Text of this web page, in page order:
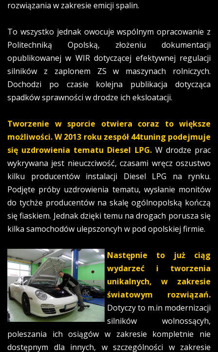
rozwiązania w zakresie emicji spalin.
To wszystko jednak owocuje wspólnym opracowanie z
Politechniką Opolską, złożeniu dokumentacji
opublikowanej w WIR dotyczącej efektywnej regulacji
silników z zaplonem ZS w maszynach rolniczych.
Dochodzi po czasie kolejna publikacja dotycząca
spadków sprawności w drodze ich eksloatacji.
Tworzenie w sporcie otwiera coraz to większe
możliwości. W 2013 roku zespół 44tuning podejmuje
się uzdrowienia tematu Diesel LPG. W drodze prac
wykrywana jest nieuczciwość, czasami wręcz oszustwo
kilku producentów instalacji Diesel LPG na rynku.
Podjęte próby uzdrowienia tematu, wysłanie monitów
do tychże producentów na skalę ogólnopolską kończą
się fiaskiem. Jednak dzięki temu na drogach porusza się
kilka samochodów ulepszoncyh w pod opolskiej firmie.
Następnie to już ciąg
wydarzeć i tworzenia
unikalnych, w zakresie
światowym rozwiązań.
Dotyczy to m.in modernizacji
silników wolnossącyh,
poleszania ich osiągów w zakresie kompletnie nie
dostępnym dla innych, w szczególności w zakresie